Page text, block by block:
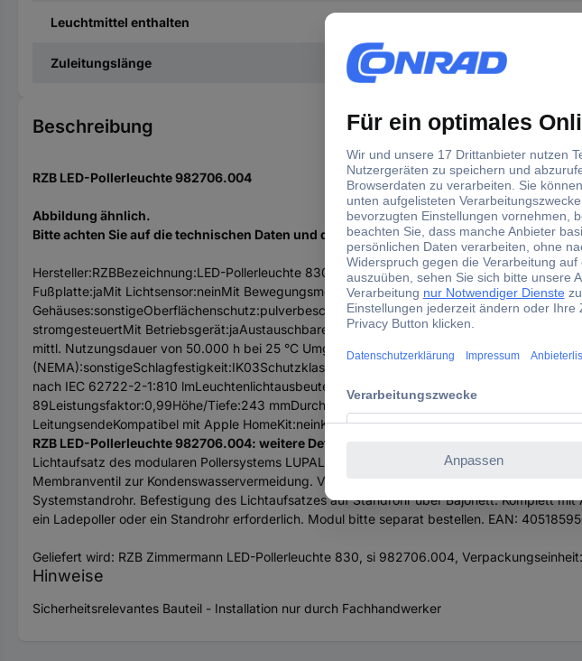
Leuchtmittel enthalten
Zuleitungslänge
Beschreibung
RZB LED-Pollerleuchte 982706.004
Abbildung ähnlich.
Bitte achten Sie auf die technischen Daten und die EAN des Produkts.
Hersteller:RZBBezeichnung:LED-Pollerleuchte 830,
Fußplatte:jaMit Lichtsensor:neinMit Bewegungsmelder:neinLeuchtmittel:LED nicht
stromgesteuertMit Betriebsgerät:jaAustauschbares
mittl. Nutzungsdauer von 50.000 h bei 25 °C Umgebungstemp. (tq):10 %Konstant-
(NEMA):sonstigeSchlagfestigkeit:IK03Schutzklasse:IGeeignet für Lampenleistung:20
nach IEC 62722-2-1:810 lmLeuchtenlichtausbeute:41 lm/WAusstrahlungswinkel:extrem
89Leistungsfaktor:0,99Höhe/Tiefe:243 mmDurchmesser:187 mmArt der
LeitungsendeKompatibel mit Apple HomeKit:neinKompatibel mit Google
RZB LED-Pollerleuchte 982706.004: weitere Details
Lichtaufsatz des modularen Pollersystems LUPALO. Lichtaufsatz aus
Membranventil zur Kondenswasservermeidung. Vergilbungsfreier opaler Glaszylinder. Mit
Systemstandrohr. Befestigung des Lichtaufsatzes auf Standrohr über Bajonett. Komplett
ein Ladepoller oder ein Standrohr erforderlich. Modul bitte separat bestellen. EAN:
Geliefert wird: RZB Zimmermann LED-Pollerleuchte 830, si 982706.004,
Hinweise
Sicherheitsrelevantes Bauteil - Installation nur durch Fachhandwerker